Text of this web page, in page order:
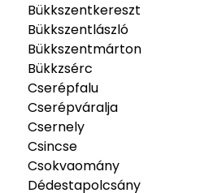
Bükkszentkereszt
Bükkszentlászló
Bükkszentmárton
Bükkzsérc
Cserépfalu
Cserépváralja
Csernely
Csincse
Csokvaomány
Dédestapolcsány